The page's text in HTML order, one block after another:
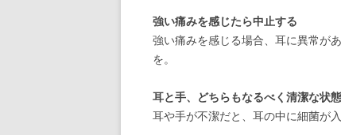
強い痛みを感じたら中止する
強い痛みを感じる場合、耳に異常が
を。
耳と手、どちらもなるべく清潔な状
耳や手が不潔だと、耳の中に細菌が